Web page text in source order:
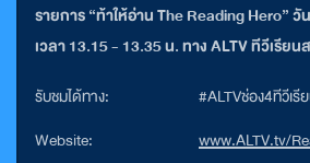
รายการ “ท้าให้อ่าน The Reading Hero”
เวลา 13.15 - 13.35 น. ทาง ALTV ทีวีเรีย
รับชมได้ทาง:
#ALTVช่อง4ทีวีเ
Website:
www.ALTV.tv/